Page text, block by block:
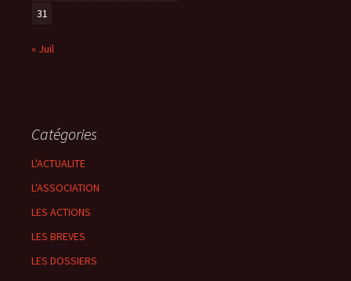
31
« Juil
Catégories
L'ACTUALITE
L'ASSOCIATION
LES ACTIONS
LES BREVES
LES DOSSIERS